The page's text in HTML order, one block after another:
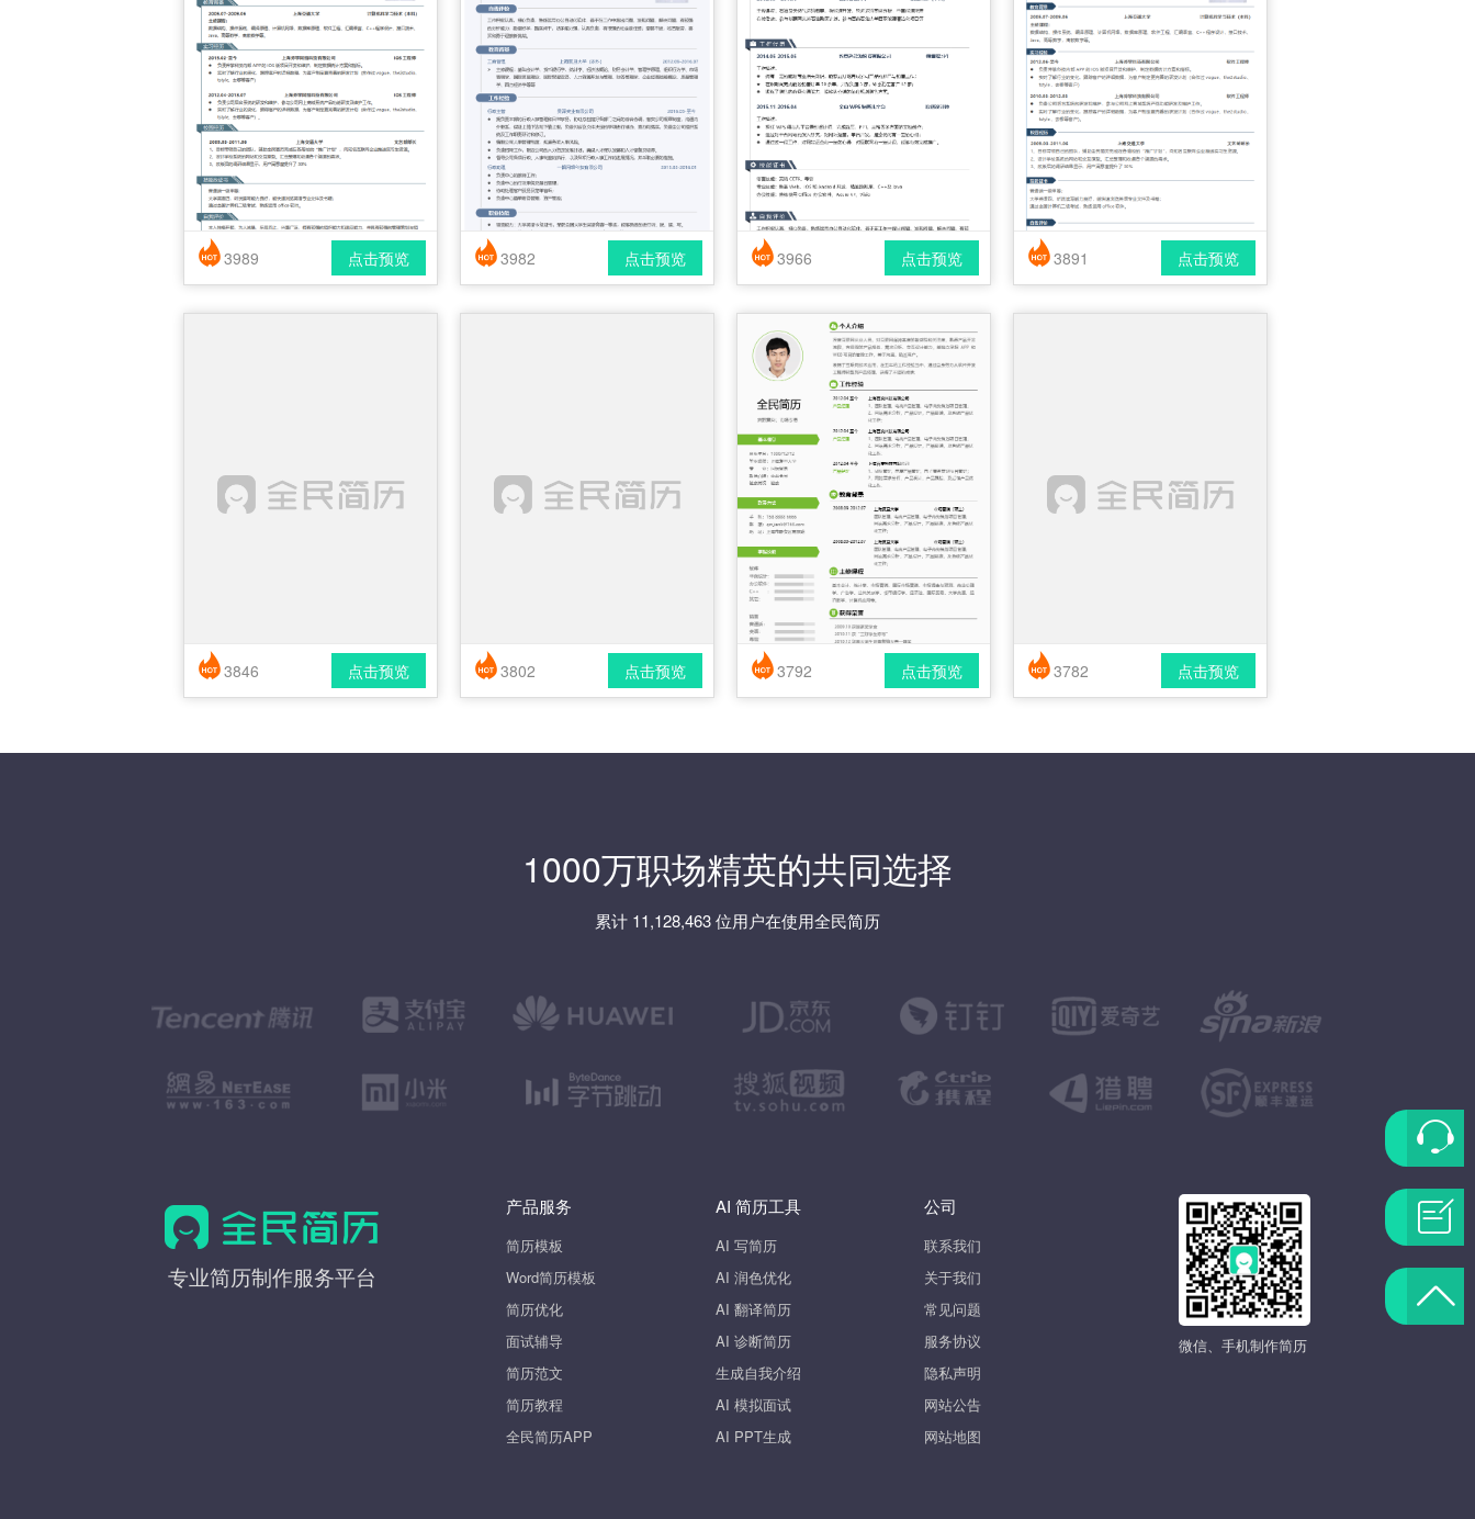
简历风格： 时尚 / 简洁 / 应届生
点击预览
3989
简历风格： 时尚 / 简洁 / 应届生
点击预览
3982
简历风格： 时尚 / 简洁 / 应届生
点击预览
3966
简历风格： 简洁 / 时尚 / 应届生
点击预览
3891
简历风格： 时尚 / 简洁 / 应届生
点击预览
3846
简历风格： 时尚 / 简洁 / 应届生
点击预览
3802
简历风格： 时尚 / 简洁 / 应届生
点击预览
3792
简历风格： 时尚 / 简洁 / 应届生
点击预览
3782
1000万职场精英的共同选择
累计 11,128,463 位用户在使用全民简历
全
专业简历制作服务平台
产品服务
简历模板
Word简历模板
简历优化
面试辅导
简历范文
简历教程
全民简历APP
AI 简历工具
AI 写简历
AI 润色优化
AI 翻译简历
AI 诊断简历
生成自我介绍
AI 模拟面试
AI PPT生成
公司
联系我们
关于我们
常见问题
服务协议
隐私声明
网站公告
网站地图
微信、手机制作简历
联
系
客
服
题
反
返